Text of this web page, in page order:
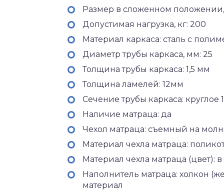
Размер в сложенном
Допустимая нагрузка, кг: 200
Материал каркаса: сталь с
Диаметр трубы каркаса, мм: 25
Толщина трубы каркаса: 1,5 мм
Толщина ламелей: 12мм
Сечение трубы каркаса: круглое
Наличие матраца: да
Чехол матраца: съемный на
Материал чехла матраца:
Материал чехла матраца (цвет):
Наполнитель матраца: холкон
материал